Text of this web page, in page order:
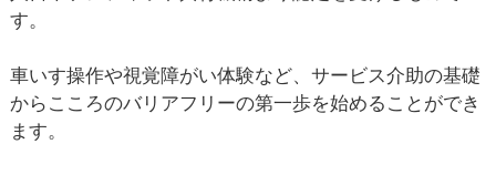
す。
車いす操作や視覚障がい体験など、サービス介助の基礎
からこころのバリアフリーの第一歩を始めることができ
ます。